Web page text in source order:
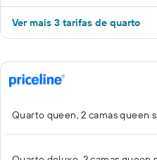
Ver mais 3 tarifas de quarto
Quarto queen, 2 camas queen